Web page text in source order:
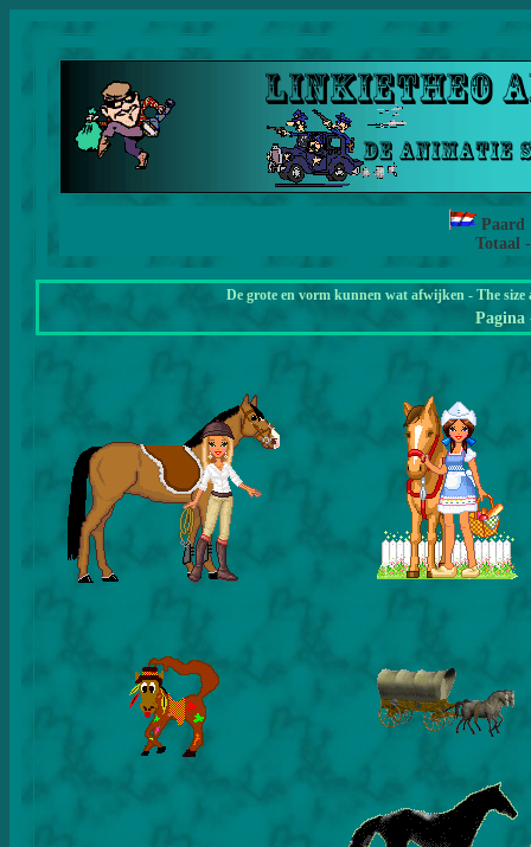
Paard
Totaal
De grote en vorm kunnen wat afwijken - The
Pagina